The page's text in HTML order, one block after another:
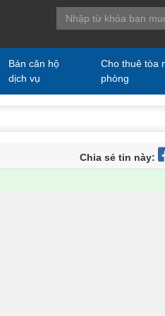
Bán căn hộ
dịch vụ
Cho thuê tòa
phòng
Chia sẻ tin này: